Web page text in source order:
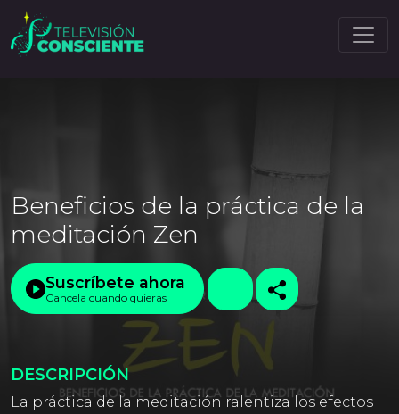
Beneficios de la práctica de la
meditación Zen
Suscríbete ahora
Cancela cuando quieras
DESCRIPCIÓN
La práctica de la meditación ralentiza los efectos